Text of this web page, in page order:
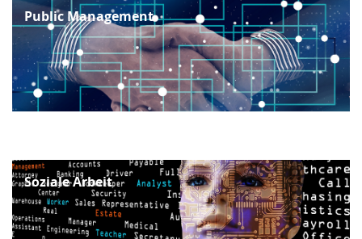
Soziale Arbeit
Public Management